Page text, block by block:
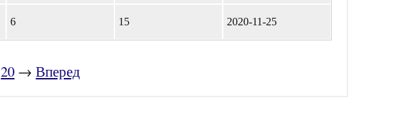
6 15 2020-11-25
20 →Вперед